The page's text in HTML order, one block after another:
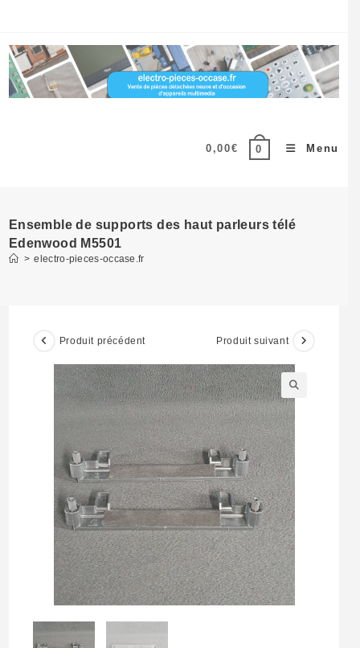
content
0,00€ 0 Menu
Ensemble de supports des haut parleurs télé
Edenwood M5501
> electro-pieces-occase.fr
Produit précédent Produit suivant
🔍